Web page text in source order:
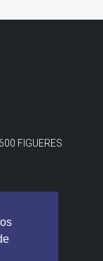
FIGUERES